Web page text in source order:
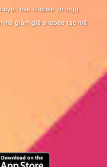
mai shopee vn mgg
mã giảm giá shopee tạo mã